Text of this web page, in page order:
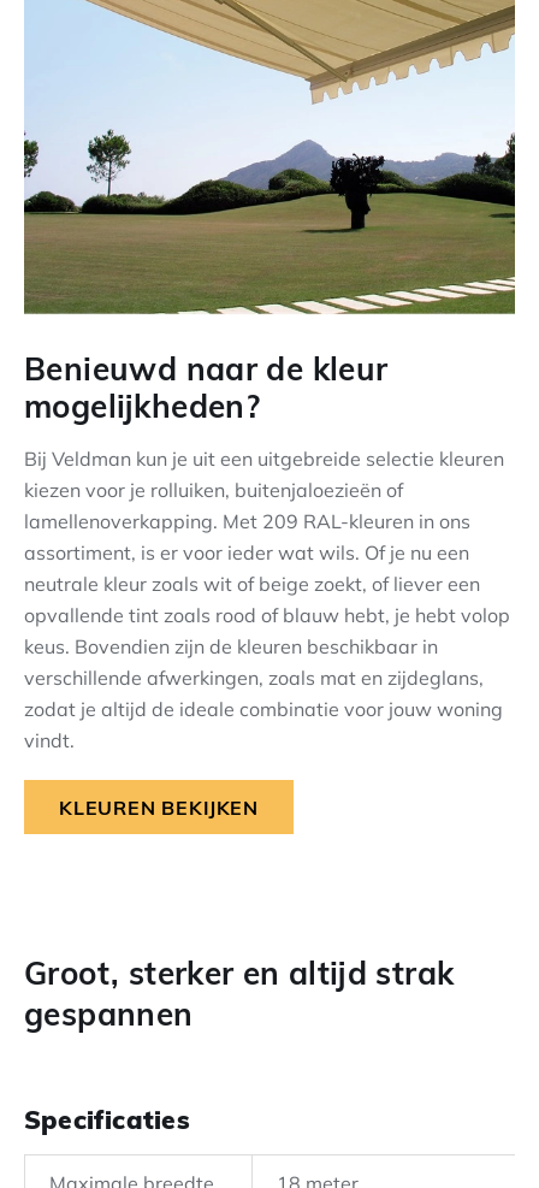
Benieuwd naar de kleur
mogelijkheden?
Bij Veldman kun je uit een uitgebreide selectie kleuren
kiezen voor je rolluiken, buitenjaloezieën of
lamellenoverkapping. Met 209 RAL-kleuren in ons
assortiment, is er voor ieder wat wils. Of je nu een
neutrale kleur zoals wit of beige zoekt, of liever een
opvallende tint zoals rood of blauw hebt, je hebt volop
keus. Bovendien zijn de kleuren beschikbaar in
verschillende afwerkingen, zoals mat en zijdeglans,
zodat je altijd de ideale combinatie voor jouw woning
vindt.
KLEUREN BEKIJKEN
Groot, sterker en altijd strak
gespannen
Specificaties
Maximale breedte 18 meter